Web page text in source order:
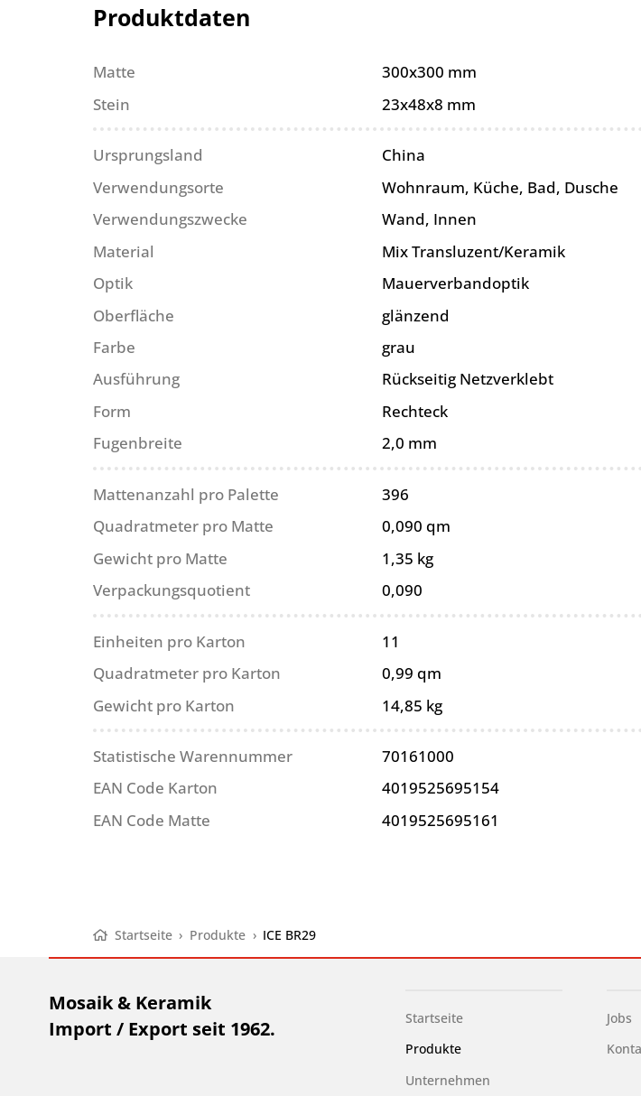
Produktdaten
Matte
300x300 mm
Stein
23x48x8 mm
Ursprungsland
China
Verwendungsorte
Wohnraum, Küche, Bad, Dusche
Verwendungszwecke
Wand, Innen
Material
Mix Transluzent/Keramik
Optik
Mauerverbandoptik
Oberfläche
glänzend
Farbe
grau
Ausführung
Rückseitig Netzverklebt
Form
Rechteck
Fugenbreite
2,0 mm
Mattenanzahl pro Palette
396
Quadratmeter pro Matte
0,090 qm
Gewicht pro Matte
1,35 kg
Verpackungsquotient
0,090
Einheiten pro Karton
11
Quadratmeter pro Karton
0,99 qm
Gewicht pro Karton
14,85 kg
Statistische Warennummer
70161000
EAN Code Karton
4019525695154
EAN Code Matte
4019525695161
Startseite › Produkte › ICE BR29
Mosaik & Keramik
Import / Export seit 1962.
Startseite
Produkte
Unternehmen
Jobs